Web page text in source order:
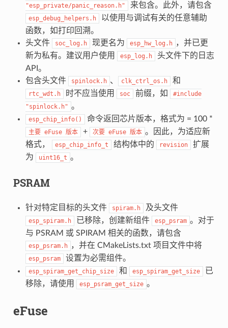
"esp_private/panic_reason.h"
来包含。此外，请包含
esp_debug_helpers.h
以使用与调试有关的任意辅助
函数，如打印回溯。
头文件
soc_log.h 现更名为 esp_hw_log.h ，并已更
新为私有。建议用户使用
esp_log.h
头文件下的日志
API。
包含头文件
spinlock.h 、 clk_ctrl_os.h 和
rtc_wdt.h 时不应当使用 soc 前缀，如
#include
"spinlock.h" 。
esp_chip_info() 命令返回芯片版本，格式为 = 100 *
主要 eFuse 版本 + 次要 eFuse 版本 。因此，为适应新
格式，
esp_chip_info_t 结构体中的 revision
扩展
为
uint16_t 。
PSRAM
针对特定目标的头文件 spiram.h 及头文件
esp_spiram.h 已移除，创建新组件 esp_psram 。对于
与 PSRAM 或 SPIRAM 相关的函数，请包含
esp_psram.h ，并在 CMakeLists.txt 项目文件中将
esp_psram 设置为必需组件。
esp_spiram_get_chip_size 和 esp_spiram_get_size
已
移除，请使用
esp_psram_get_size 。
eFuse